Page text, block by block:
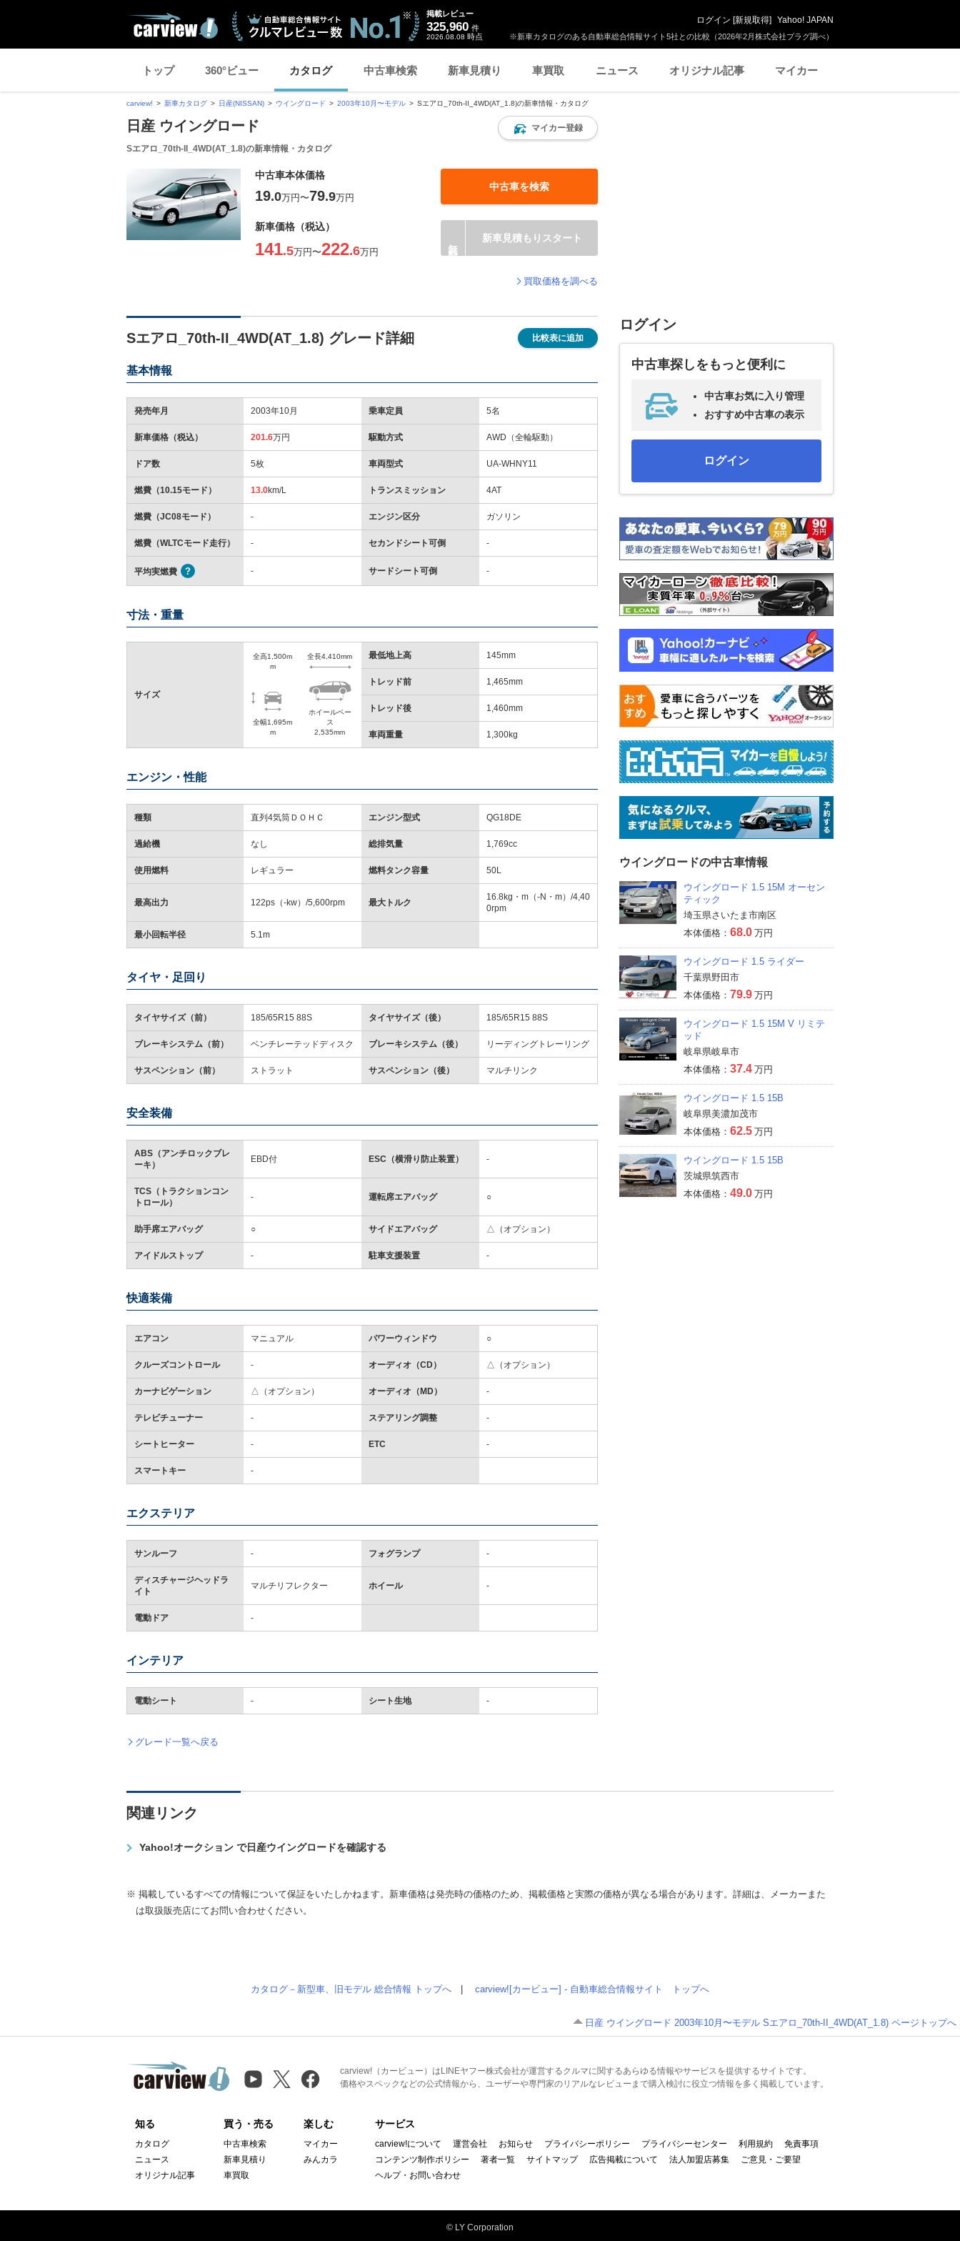
※新車カタログのある自動車総合情報サイト5社との比較（2026年2月株式会社プラグ調べ）
掲載レビュー
325,960 件
2026.08.08 時点
ログイン [新規取得] Yahoo! JAPAN
トップ 360°ビュー カタログ 中古車検索 新車見積り 車買取 ニュース オリジナル記事 マイカー
carview! 新車カタログ 日産(NISSAN) ウイングロード 2003年10月〜モデル Sエアロ_70th-II_4WD(AT_1.8)の新車情報・カタログ
日産 ウイングロード
Sエアロ_70th-II_4WD(AT_1.8)の新車情報・カタログ
マイカー登録
中古車本体価格
19.0万円〜79.9万円
中古車を検索
新車価格（税込）
141.5万円〜222.6万円
新車見積もりスタート
買取価格を調べる
Sエアロ_70th-II_4WD(AT_1.8) グレード詳細 比較表に追加
基本情報
発売年月 2003年10月 乗車定員 5名
新車価格（税込） 201.6万円 駆動方式 AWD（全輪駆動）
ドア数 5枚 車両型式 UA-WHNY11
燃費（10.15モード） 13.0km/L トランスミッション 4AT
燃費（JC08モード） - エンジン区分 ガソリン
燃費（WLTCモード走行） - セカンドシート可倒 -
平均実燃費 - サードシート可倒 -
寸法・重量
サイズ
全高1,500m
m
全幅1,695m
m
全長4,410mm
ホイールベー
ス
2,535mm
最低地上高 145mm
トレッド前 1,465mm
トレッド後 1,460mm
車両重量 1,300kg
エンジン・性能
種類 直列4気筒ＤＯＨＣ エンジン型式 QG18DE
過給機 なし 総排気量 1,769cc
使用燃料 レギュラー 燃料タンク容量 50L
最高出力 122ps（-kw）/5,600rpm 最大トルク
16.8kg・m（-N・m）/4,40
0rpm
最小回転半径 5.1m
タイヤ・足回り
タイヤサイズ（前） 185/65R15 88S タイヤサイズ（後） 185/65R15 88S
ブレーキシステム（前） ベンチレーテッドディスク ブレーキシステム（後） リーディングトレーリング
サスペンション（前） ストラット サスペンション（後） マルチリンク
安全装備
ABS（アンチロックブレ
ーキ）
EBD付 ESC（横滑り防止装置） -
TCS（トラクションコン
トロール）
- 運転席エアバッグ ○
助手席エアバッグ ○ サイドエアバッグ △（オプション）
アイドルストップ - 駐車支援装置 -
快適装備
エアコン マニュアル パワーウィンドウ ○
クルーズコントロール - オーディオ（CD） △（オプション）
カーナビゲーション △（オプション） オーディオ（MD） -
テレビチューナー - ステアリング調整 -
シートヒーター - ETC -
スマートキー -
エクステリア
サンルーフ - フォグランプ -
ディスチャージヘッドラ
イト
マルチリフレクター ホイール -
電動ドア -
インテリア
電動シート - シート生地 -
ログイン
中古車探しをもっと便利に
中古車お気に入り管理
おすすめ中古車の表示
ログイン
ウイングロードの中古車情報
ウイングロード 1.5 15M オーセン
ティック
埼玉県さいたま市南区
本体価格： 68.0 万円
ウイングロード 1.5 ライダー
千葉県野田市
本体価格： 79.9 万円
ウイングロード 1.5 15M V リミテ
ッド
岐阜県岐阜市
本体価格： 37.4 万円
ウイングロード 1.5 15B
岐阜県美濃加茂市
本体価格： 62.5 万円
ウイングロード 1.5 15B
茨城県筑西市
本体価格： 49.0 万円
グレード一覧へ戻る
関連リンク
Yahoo!オークション で日産ウイングロードを確認する
※ 掲載しているすべての情報について保証をいたしかねます。新車価格は発売時の価格のため、掲載価格と実際の価格が異なる場合があります。詳細は、メーカーまた
は取扱販売店にてお問い合わせください。
カタログ－新型車、旧モデル 総合情報 トップへ carview![カービュー] - 自動車総合情報サイト トップへ
日産 ウイングロード 2003年10月〜モデル Sエアロ_70th-II_4WD(AT_1.8) ページトップへ
carview!（カービュー）はLINEヤフー株式会社が運営するクルマに関するあらゆる情報やサービスを提供するサイトです。
価格やスペックなどの公式情報から、ユーザーや専門家のリアルなレビューまで購入検討に役立つ情報を多く掲載しています。
知る
カタログ
ニュース
オリジナル記事
買う・売る
中古車検索
新車見積り
車買取
楽しむ
マイカー
みんカラ
サービス
carview!について 運営会社 お知らせ プライバシーポリシー プライバシーセンター 利用規約
免責事項
コンテンツ制作ポリシー
著者一覧 サイトマップ 広告掲載について 法人加盟店募集
ご意見・ご要望
ヘルプ・お問い合わせ
© LY Corporation